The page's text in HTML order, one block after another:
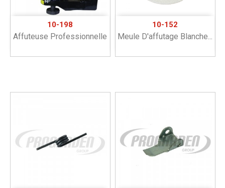
10-198
Affuteuse Professionnelle
10-152
Meule D'affutage Blanche...